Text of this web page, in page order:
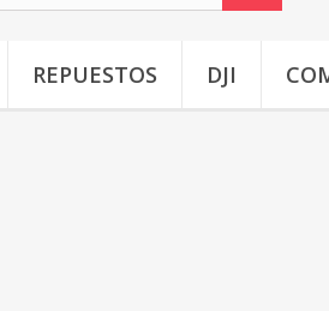
REPUESTOS DJI